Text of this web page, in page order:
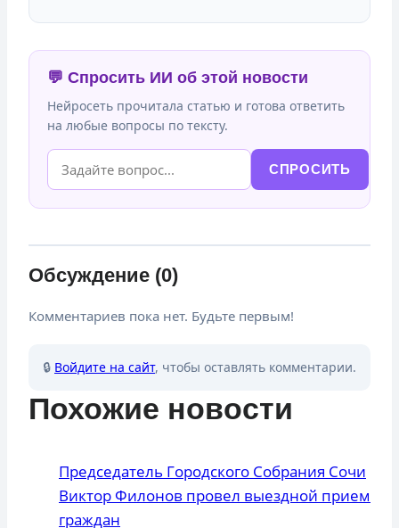
💬 Спросить ИИ об этой новости
Нейросеть прочитала статью и готова ответить
на любые вопросы по тексту.
СПРОСИТЬ
Обсуждение (0)
Комментариев пока нет. Будьте первым!
🔒 Войдите на сайт, чтобы оставлять комментарии.
Похожие новости
Председатель Городского Собрания Сочи
Виктор Филонов провел выездной прием
граждан